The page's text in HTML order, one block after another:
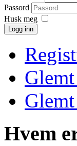
Passord
Husk meg
Logg inn
Hvem